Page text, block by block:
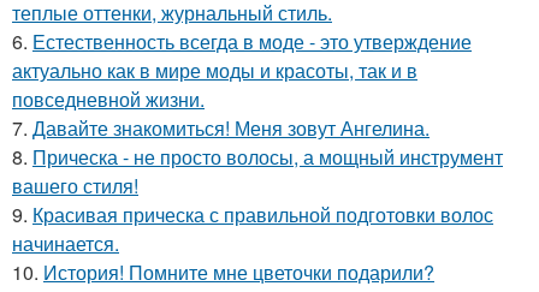
теплые оттенки, журнальный стиль.
6. Естественность всегда в моде - это утверждение
актуально как в мире моды и красоты, так и в
повседневной жизни.
7. Давайте знакомиться! Меня зовут Ангелина.
8. Прическа - не просто волосы, а мощный инструмент
вашего стиля!
9. Красивая прическа с правильной подготовки волос
начинается.
10. История! Помните мне цветочки подарили?